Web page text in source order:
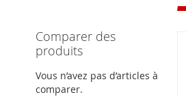
Comparer des
produits
Vous n’avez pas d’articles à
comparer.